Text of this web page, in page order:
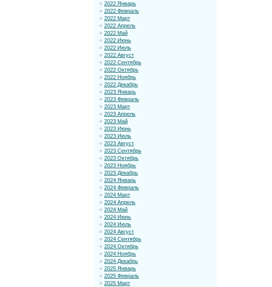
2022 Январь
2022 Февраль
2022 Март
2022 Апрель
2022 Май
2022 Июнь
2022 Июль
2022 Август
2022 Сентябрь
2022 Октябрь
2022 Ноябрь
2022 Декабрь
2023 Январь
2023 Февраль
2023 Март
2023 Апрель
2023 Май
2023 Июнь
2023 Июль
2023 Август
2023 Сентябрь
2023 Октябрь
2023 Ноябрь
2023 Декабрь
2024 Январь
2024 Февраль
2024 Март
2024 Апрель
2024 Май
2024 Июнь
2024 Июль
2024 Август
2024 Сентябрь
2024 Октябрь
2024 Ноябрь
2024 Декабрь
2025 Январь
2025 Февраль
2025 Март